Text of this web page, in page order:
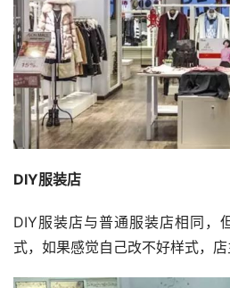
DIY服装店
DIY服装店与普通服装店相同，
式，如果感觉自己改不好样式，店